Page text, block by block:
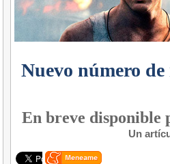
Nuevo número
En breve disponible
Un